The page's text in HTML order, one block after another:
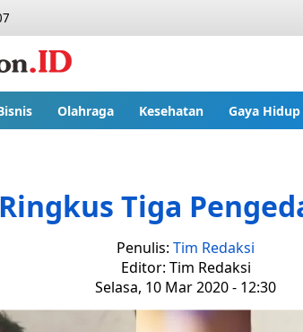
Olahraga Kesehatan Gaya Hidup
Tiga
Penulis: Tim Redaksi
Editor: Tim Redaksi
Selasa, 10 Mar 2020 - 12:30